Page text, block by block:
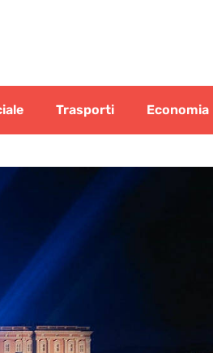
Trasporti Economia